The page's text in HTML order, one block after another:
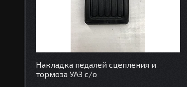
Накладка педалей сцепления и
тормоза УАЗ с/о